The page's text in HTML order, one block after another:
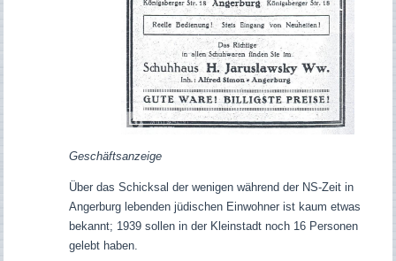
Geschäftsanzeige
Über das Schicksal der wenigen während der NS-Zeit in
Angerburg lebenden jüdischen Einwohner ist kaum etwas
bekannt; 1939 sollen in der Kleinstadt noch 16 Personen
gelebt haben.